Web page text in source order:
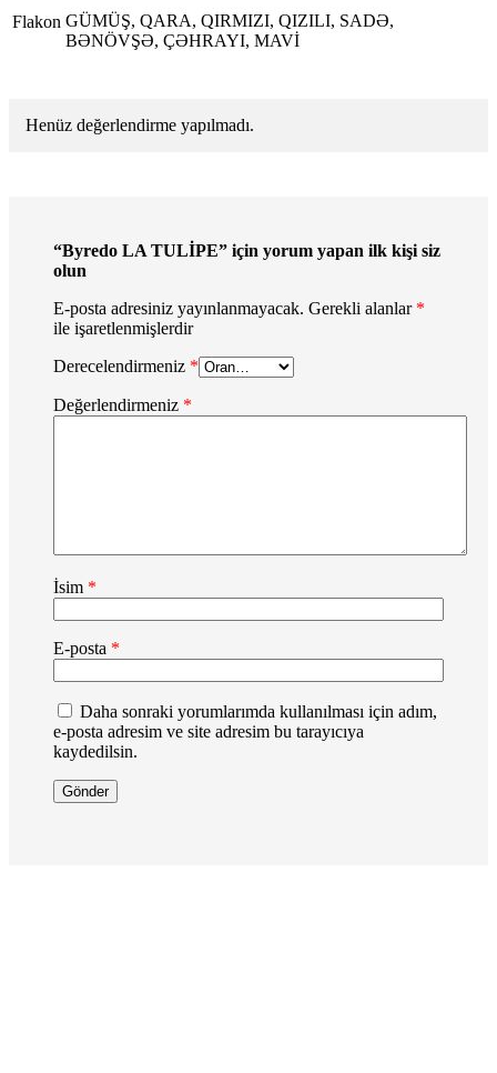
Flakon GÜMÜŞ, QARA, QIRMIZI, QIZILI, SADƏ,
BƏNÖVŞƏ, ÇƏHRAYI, MAVİ
Henüz değerlendirme yapılmadı.
“Byredo LA TULİPE” için yorum yapan ilk kişi siz
olun
E-posta adresiniz yayınlanmayacak. Gerekli alanlar *
ile işaretlenmişlerdir
Derecelendirmeniz *
Değerlendirmeniz *
İsim *
E-posta *
Daha sonraki yorumlarımda kullanılması için adım,
e-posta adresim ve site adresim bu tarayıcıya
kaydedilsin.